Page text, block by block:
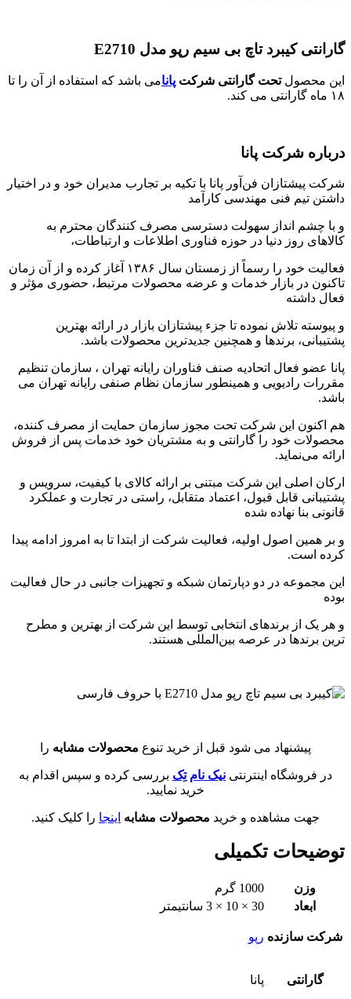
گارانتی کیبرد تاچ بی سیم رپو مدل E2710
این محصولتحتگارانتی شرکت پانامی باشد که استفاده از آن را تا
۱۸ ماه گارانتی می کند.
درباره شرکت پانا
شرکت پیشتازان فن‌آور پانا با تکیه بر تجارب مدیران خود و در اختیار
داشتن تیم فنی مهندسی کارآمد
و با چشم انداز سهولت دسترسی مصرف ­کنندگان محترم به
کالاهای روز دنیا در حوزه فناوری اطلاعات و ارتباطات،
فعالیت خود را رسماً از زمستان سال ۱۳۸۶ آغاز کرده و از آن زمان
تاکنون در بازار خدمات و عرضه محصولات مرتبط، حضوری مؤثر و
فعال داشته
و پیوسته تلاش نموده تا جزء پیشتازان بازار در ارائه بهترین
پشتیبانی، برندها و همچنین جدیدترین محصولات باشد.
پانا عضو فعال اتحادیه صنف فناوران رایانه تهران ، سازمان تنظیم
مقررات رادیویی و همینطور سازمان نظام صنفی رایانه تهران می­‌
باشد.
هم اکنون این شرکت تحت مجوز سازمان حمایت از مصرف کننده،
محصولات خود را گارانتی و به مشتریان خود خدمات پس از فروش
ارائه می‌نماید.
ارکان اصلی این شرکت مبتنی بر ارائه کالای با کیفیت، سرویس و
پشتیبانی قابل قبول، اعتماد متقابل، راستی در تجارت و عملکرد
قانونی بنا نهاده شده
و بر همین اصول اولیه، فعالیت شرکت از ابتدا تا به امروز ادامه پیدا
کرده است.
این مجموعه در دو دپارتمان شبکه و تجهیزات جانبی در حال فعالیت
بوده
و هر یک از برندهای انتخابی توسط این شرکت از بهترین و مطرح
ترین برندها در عرصه بین‌المللی هستند.
پیشنهاد می شود قبل از خرید تنوع محصولات مشابه را
در فروشگاه اینترنتی نیک نام تِک بررسی کرده و سپس اقدام به
خرید نمایید.
جهت مشاهده و خرید محصولات مشابه اینجا را کلیک کنید.
توضیحات تکمیلی
وزن
1000 گرم
ابعاد
30 × 10 × 3 سانتیمتر
شرکت سازنده رپو
گارانتی پانا